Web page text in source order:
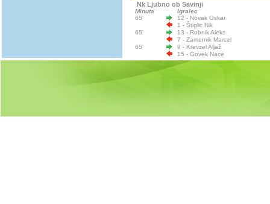
Nk Ljubno ob Savinji
Minuta
Igralec
65'
12 - Novak Oskar
1 - Štiglic Nik
65'
13 - Robnik Aleks
7 - Zamernik Marcel
65'
9 - Krevzel Aljaž
15 - Govek Nace